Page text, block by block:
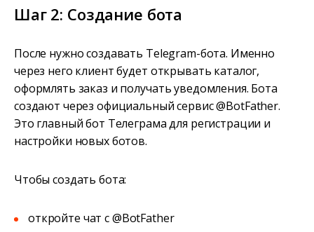
Шаг 2: Создание бота
После нужно создавать Telegram-бота. Именно
через него клиент будет открывать каталог,
оформлять заказ и получать уведомления. Бота
создают через официальный сервис @BotFather.
Это главный бот Телеграма для регистрации и
настройки новых ботов.
Чтобы создать бота:
откройте чат с @BotFather